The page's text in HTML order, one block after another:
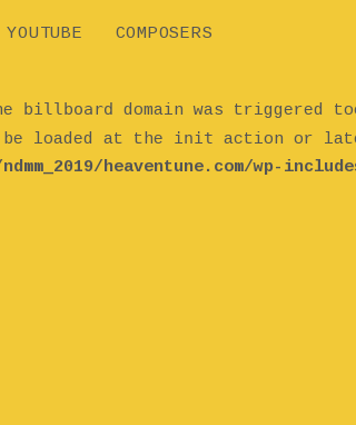
billboard domain was triggered
loaded at the init action or
ndmm_2019/heaventune.com/wp-
YOUTUBE COMPOSERS